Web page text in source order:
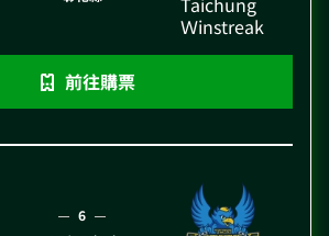
Ｗinstreak
前往購票
6